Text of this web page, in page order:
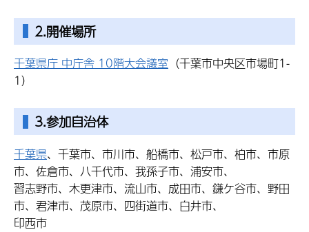
2.開催場所
千葉県庁 中庁舎 10階大会議室 （千葉市中央区市場町1-
1）
3.参加自治体
千葉県、千葉市、市川市、船橋市、松戸市、柏市、市原
市、佐倉市、八千代市、我孫子市、浦安市、
習志野市、木更津市、流山市、成田市、鎌ケ谷市、野田
市、君津市、茂原市、四街道市、白井市、
印西市